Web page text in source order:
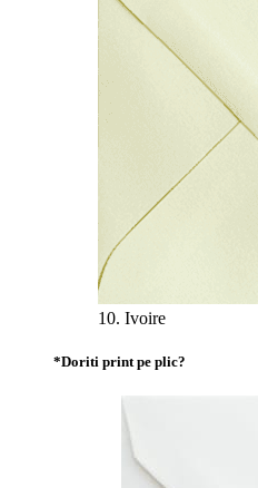
10. Ivoire
*Doriti print pe plic?